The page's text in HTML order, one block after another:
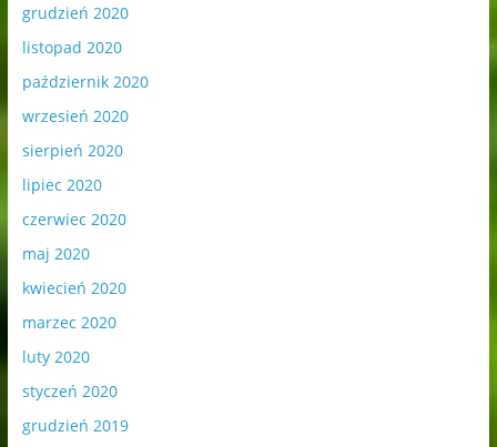
grudzień 2020
listopad 2020
październik 2020
wrzesień 2020
sierpień 2020
lipiec 2020
czerwiec 2020
maj 2020
kwiecień 2020
marzec 2020
luty 2020
styczeń 2020
grudzień 2019